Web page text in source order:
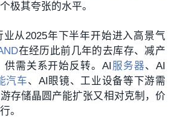
极其夸张的水平。
从2025年下半年开始进入高景气
在经历此前几年的去库存、减产
需关系开始反转。AI 服务器、AI
汽车、AI眼镜、工业设备等下游需
存储晶圆产能扩张又相对克制，价
。